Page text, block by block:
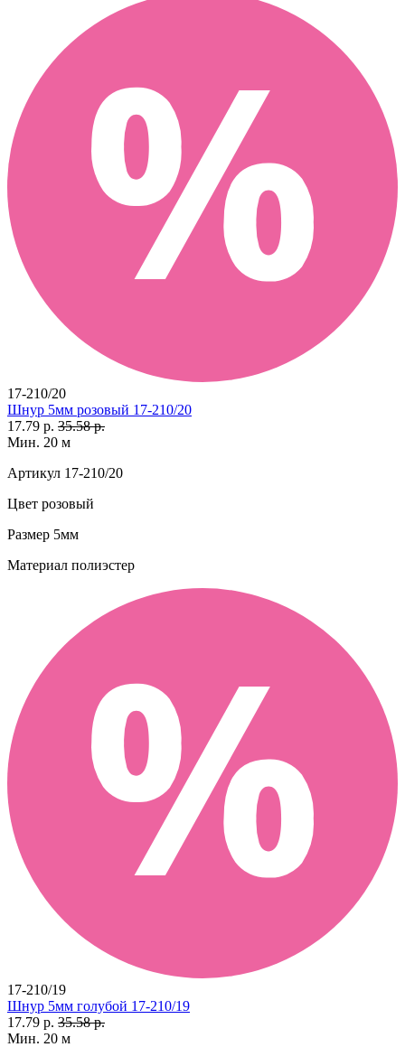
17-210/20
Шнур 5мм розовый 17-210/20
17.79 р. 35.58 р.
Мин. 20 м
Артикул 17-210/20
Цвет розовый
Размер 5мм
Материал полиэстер
17-210/19
Шнур 5мм голубой 17-210/19
17.79 р. 35.58 р.
Мин. 20 м